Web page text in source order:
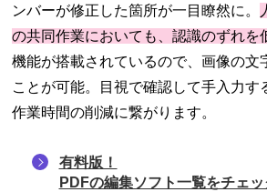
ンバーが修正した箇所が一目瞭然に。
の共同作業においても、認識のずれを
機能が搭載されているので、画像の文
ことが可能。目視で確認して手入力す
作業時間の削減に繋がります。
有料版！
PDFの編集ソフト一覧をチェッ